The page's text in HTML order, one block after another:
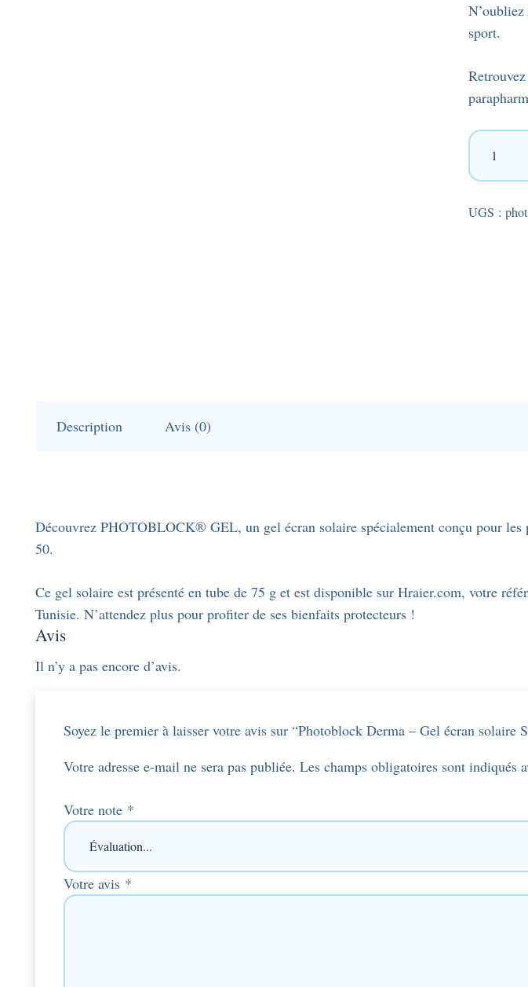
sport.
quantité
Derma
UGS :
Description Avis (0)
Découvrez PHOTOBLOCK® GEL, un gel écran solaire spécialement conçu pour les
50.
Ce gel solaire est présenté en tube de 75 g et est disponible sur Hraier.com, votre
Tunisie. N’attendez plus pour profiter de ses bienfaits protecteurs !
Avis
Il n’y a pas encore d’avis.
Soyez le premier à laisser votre avis sur “Photoblock Derma – Gel écran solaire
Votre adresse e-mail ne sera pas publiée. Les champs obligatoires sont indiqués
Votre note *
Votre avis *